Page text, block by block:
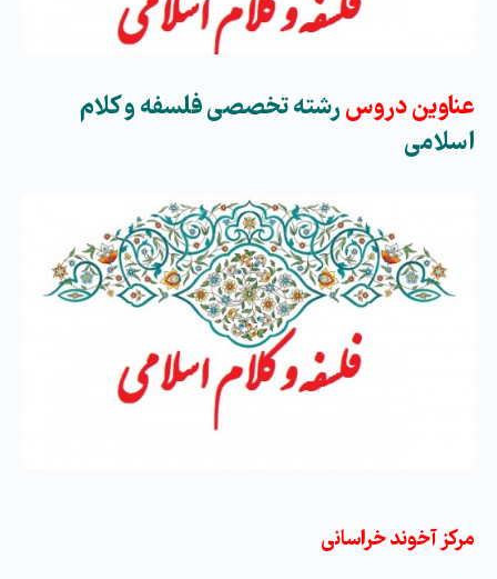
عناوین دروسرشته تخصصیفلسفه و کلام
اسلامی
مرکز آخوند خراسانی